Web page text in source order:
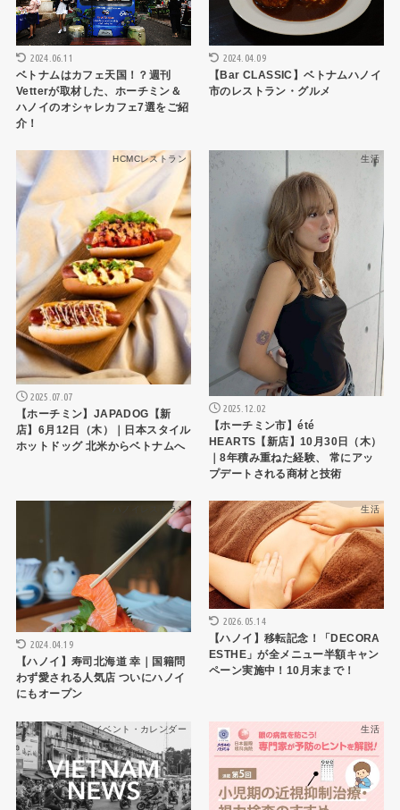
2024.06.11
ベトナムはカフェ天国！？週刊
Vetterが取材した、ホーチミン＆
ハノイのオシャレカフェ7選をご紹
介！
2024.04.09
【Bar CLASSIC】ベトナムハノイ
市のレストラン・グルメ
HCMCレストラン
2025.07.07
【ホーチミン】JAPADOG【新
店】6月12日（木）｜日本スタイル
ホットドッグ 北米からベトナムへ
生活
2025.12.02
【ホーチミン市】été
HEARTS【新店】10月30日（木）
｜8年積み重ねた経験、 常にアッ
プデートされる商材と技術
ハノイレストラン
2024.04.19
【ハノイ】寿司北海道 幸｜国籍問
わず愛される人気店 ついにハノイ
にもオープン
生活
2026.05.14
【ハノイ】移転記念！「DECORA
ESTHE」が全メニュー半額キャン
ペーン実施中！10月末まで！
イベント・カレンダー 生活